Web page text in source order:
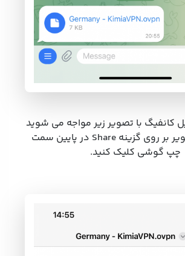
کانفیگ با تصویر زیر مواجه می شوید
که مطابق تصویر بر روی گزینه Share در پایین سمت
چپ گوشی کلیک کنید.